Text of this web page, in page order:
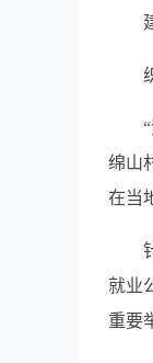
绵山
在当
就业
重要